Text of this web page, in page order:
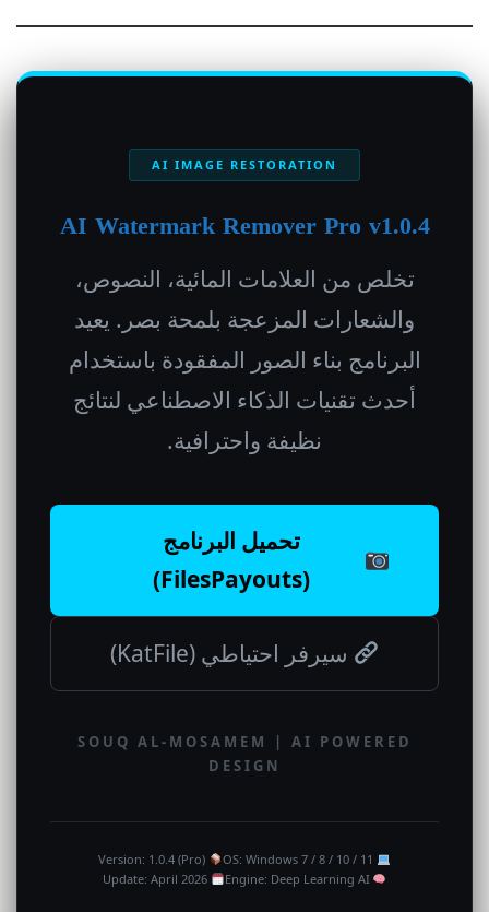
AI IMAGE RESTORATION
AI Watermark Remover Pro v1.0.4
تخلص من العلامات المائية، النصوص،
والشعارات المزعجة بلمحة بصر. يعيد
البرنامج بناء الصور المفقودة باستخدام
أحدث تقنيات الذكاء الاصطناعي لنتائج
نظيفة واحترافية.
تحميل البرنامج
(FilesPayouts)
سيرفر احتياطي (KatFile)
SOUQ AL-MOSAMEM | AI POWERED
DESIGN
Update: April 2026